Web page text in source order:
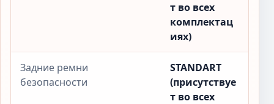
т во всех
комплектац
иях)
Задние ремни
безопасности
STANDART
(присутствуе
т во всех